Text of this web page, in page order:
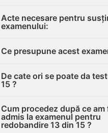
Acte necesare pentru
examenului:
Ce presupune acest
De cate ori se poate da
15 ?
Cum procedez după ce
admis la examenul pentru
redobandire 13 din 15 ?